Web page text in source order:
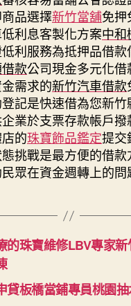
品選擇新竹當舖免押
利息客製化方案中和
利服務為抵押品借
款公司現金多元化
需求的新竹汽車借款
記是快速借為您新
業於支票存款帳戶
的珠寶飾品鑑定提交
挑戰是最方便的借款
眾在資金週轉上的問
的珠寶維修LBV專家
貸板橋當鋪專員桃園